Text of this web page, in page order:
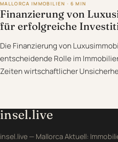
MALLORCA IMMOBILIEN · 6 MIN
Finanzierung von
für erfolgreiche
Die Finanzierung von
entscheidende Rolle im
Zeiten wirtschaftlicher
insel.live
insel.live — Mallorca Aktuell: